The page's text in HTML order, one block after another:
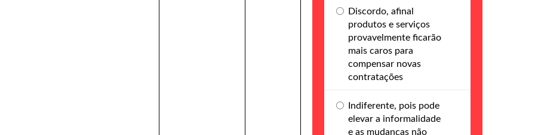
Discordo, afinal
produtos e serviços
provavelmente ficarão
mais caros para
compensar novas
contratações
Indiferente, pois pode
elevar a informalidade
e as mudanças não